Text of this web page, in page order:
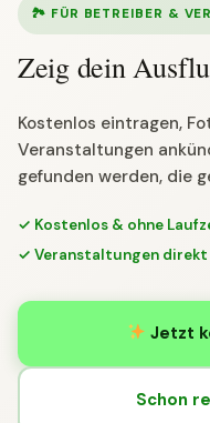
🏞 FÜR BETREIBER &
Zeig dein
Kostenlos eintragen,
Veranstaltungen
gefunden werden, die
✓ Kostenlos & ohne
✓ Veranstaltungen direkt
Jetzt
Schon